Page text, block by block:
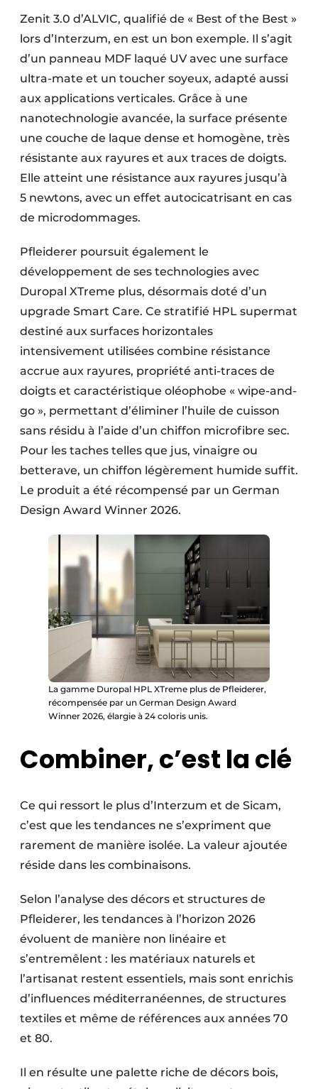
Zenit 3.0 d’ALVIC, qualifié de « Best of the Best »
lors d’Interzum, en est un bon exemple. Il s’agit
d’un panneau MDF laqué UV avec une surface
ultra-mate et un toucher soyeux, adapté aussi
aux applications verticales. Grâce à une
nanotechnologie avancée, la surface présente
une couche de laque dense et homogène, très
résistante aux rayures et aux traces de doigts.
Elle atteint une résistance aux rayures jusqu’à
5 newtons, avec un effet autocicatrisant en cas
de microdommages.
Pfleiderer poursuit également le
développement de ses technologies avec
Duropal XTreme plus, désormais doté d’un
upgrade Smart Care. Ce stratifié HPL supermat
destiné aux surfaces horizontales
intensivement utilisées combine résistance
accrue aux rayures, propriété anti-traces de
doigts et caractéristique oléophobe « wipe-and-
go », permettant d’éliminer l’huile de cuisson
sans résidu à l’aide d’un chiffon microfibre sec.
Pour les taches telles que jus, vinaigre ou
betterave, un chiffon légèrement humide suffit.
Le produit a été récompensé par un German
Design Award Winner 2026.
La gamme Duropal HPL XTreme plus de Pfleiderer,
récompensée par un German Design Award
Winner 2026, élargie à 24 coloris unis.
Combiner, c’est la clé
Ce qui ressort le plus d’Interzum et de Sicam,
c’est que les tendances ne s’expriment que
rarement de manière isolée. La valeur ajoutée
réside dans les combinaisons.
Selon l’analyse des décors et structures de
Pfleiderer, les tendances à l’horizon 2026
évoluent de manière non linéaire et
s’entremêlent : les matériaux naturels et
l’artisanat restent essentiels, mais sont enrichis
d’influences méditerranéennes, de structures
textiles et même de références aux années 70
et 80.
Il en résulte une palette riche de décors bois,